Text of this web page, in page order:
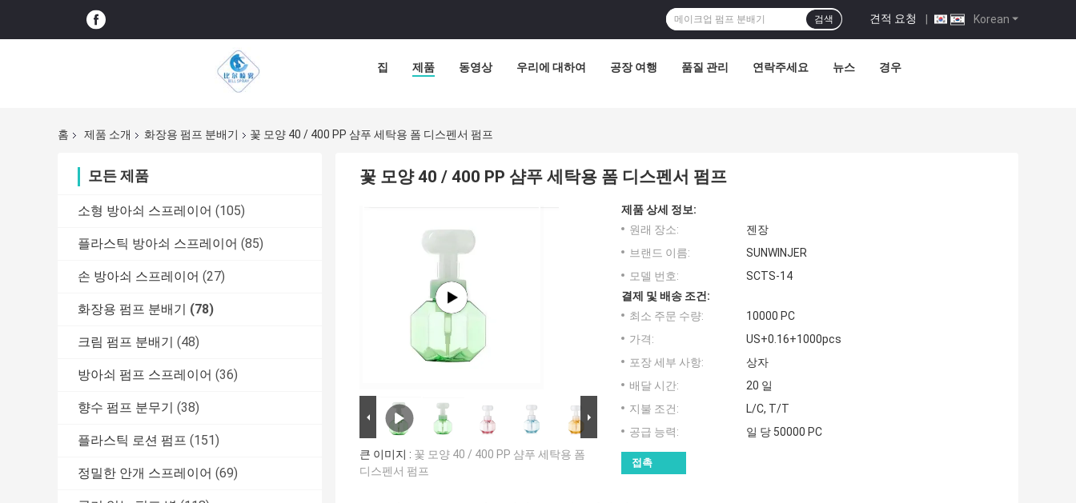
Korean
견적 요청 |
검색
집 제품 동영상 우리에 대하여 공장 여행 품질 관리 연락주세요 뉴스 경우
홈 제품 소개 화장용 펌프 분배기 꽃 모양 40 / 400 PP 샴푸 세탁용 폼 디스펜서 펌프
모든 제품
소형 방아쇠 스프레이어 (105)
플라스틱 방아쇠 스프레이어 (85)
손 방아쇠 스프레이어 (27)
화장용 펌프 분배기 (78)
크림 펌프 분배기 (48)
방아쇠 펌프 스프레이어 (36)
향수 펌프 분무기 (38)
플라스틱 로션 펌프 (151)
정밀한 안개 스프레이어 (69)
꽃 모양 40 / 400 PP 샴푸 세탁용 폼 디스펜서 펌프
큰 이미지 : 꽃 모양 40 / 400 PP 샴푸 세탁용 폼
디스펜서 펌프
제품 상세 정보:
원래 장소:
젠장
브랜드 이름:
SUNWINJER
모델 번호:
SCTS-14
결제 및 배송 조건:
최소 주문 수량:
10000 PC
가격:
US+0.16+1000pcs
포장 세부 사항:
상자
배달 시간:
20 일
지불 조건:
L/C, T/T
공급 능력:
일 당 50000 PC
접촉